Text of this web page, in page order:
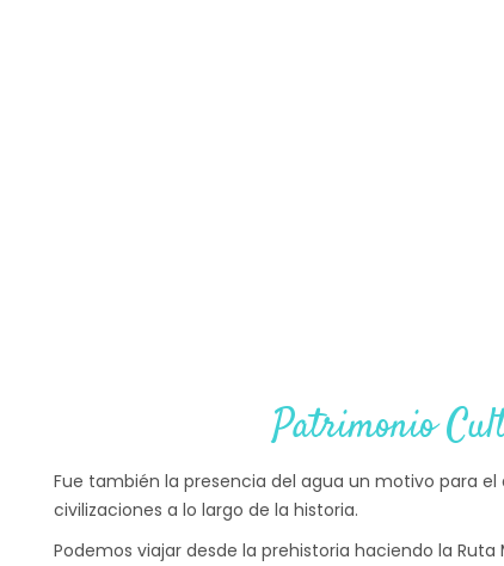
Patrimonio
Fue también la presencia del agua un motivo para
civilizaciones a lo largo de la historia.
Podemos viajar desde la prehistoria haciendo la Ruta